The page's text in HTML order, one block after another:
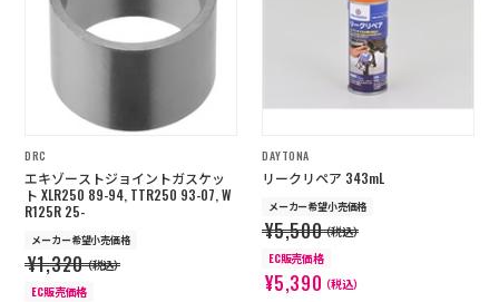
DRC
エキゾーストジョイントガスケッ
ト XLR250 89-94, TTR250 93-07, W
R125R 25-
メーカー希望小売価格
¥1,320（税込）
EC販売価格
DAYTONA
リークリペア 343mL
メーカー希望小売価格
¥5,500（税込）
EC販売価格
¥5,390（税込）